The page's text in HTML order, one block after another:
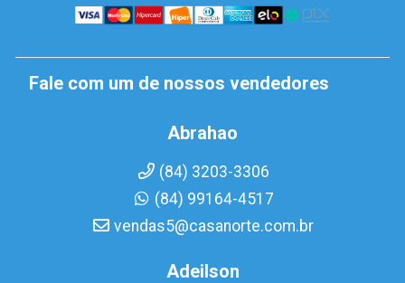
Fale com um de nossos vendedores
Abrahao
(84) 3203-3306
(84) 99164-4517
vendas5@casanorte.com.br
Adeilson